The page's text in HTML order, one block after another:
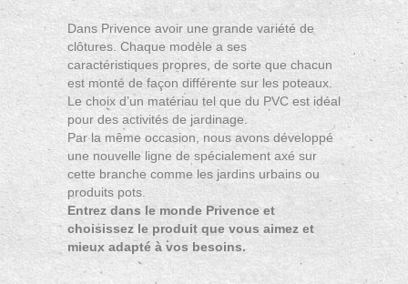
Dans Privence avoir une grande variété de
clôtures. Chaque modèle a ses
caractéristiques propres, de sorte que chacun
est monté de façon différente sur les poteaux.
Le choix d’un matériau tel que du PVC est idéal
pour des activités de jardinage.
Par la même occasion, nous avons développé
une nouvelle ligne de spécialement axé sur
cette branche comme les jardins urbains ou
produits pots.
Entrez dans le monde Privence et
choisissez le produit que vous aimez et
mieux adapté à vos besoins.